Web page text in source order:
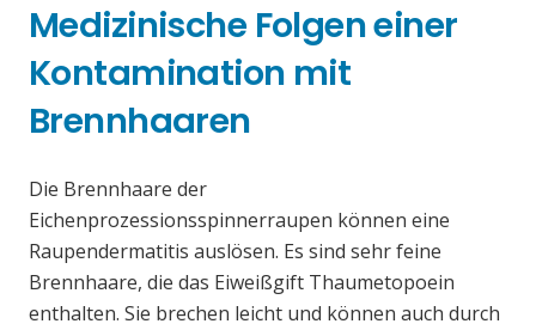
Medizinische Folgen einer
Kontamination mit
Brennhaaren
Die Brennhaare der
Eichenprozessionsspinnerraupen können eine
Raupendermatitis auslösen. Es sind sehr feine
Brennhaare, die das Eiweißgift Thaumetopoein
enthalten. Sie brechen leicht und können auch durch